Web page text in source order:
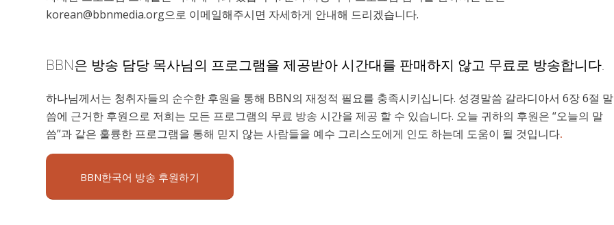
korean@bbnmedia.org으로 이메일해주시면 자세하게 안내해 드리겠습니다.
BBN은 방송 담당 목사님의 프로그램을 제공받아 시간대를 판매하지 않고 무료로 방송합니다.
하나님께서는 청취자들의 순수한 후원을 통해 BBN의 재정적 필요를 충족시키십니다. 성경말씀 갈라디아서 6장 6절 말
씀에 근거한 후원으로 저희는 모든 프로그램의 무료 방송 시간을 제공 할 수 있습니다. 오늘 귀하의 후원은 “오늘의 말
씀”과 같은 훌륭한 프로그램을 통해 믿지 않는 사람들을 예수 그리스도에게 인도 하는데 도움이 될 것입니다.
BBN한국어 방송 후원하기